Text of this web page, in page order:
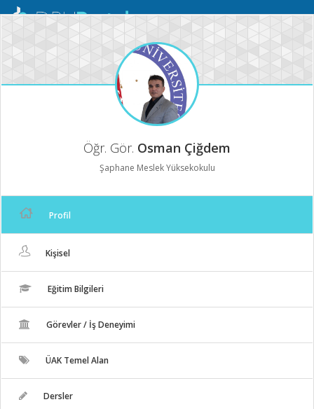
Mobil
Öğr. Gör. Osman Çiğdem
Şaphane Meslek Yüksekokulu
Profil
Kişisel
Eğitim Bilgileri
Görevler / İş Deneyimi
ÜAK Temel Alan
Dersler